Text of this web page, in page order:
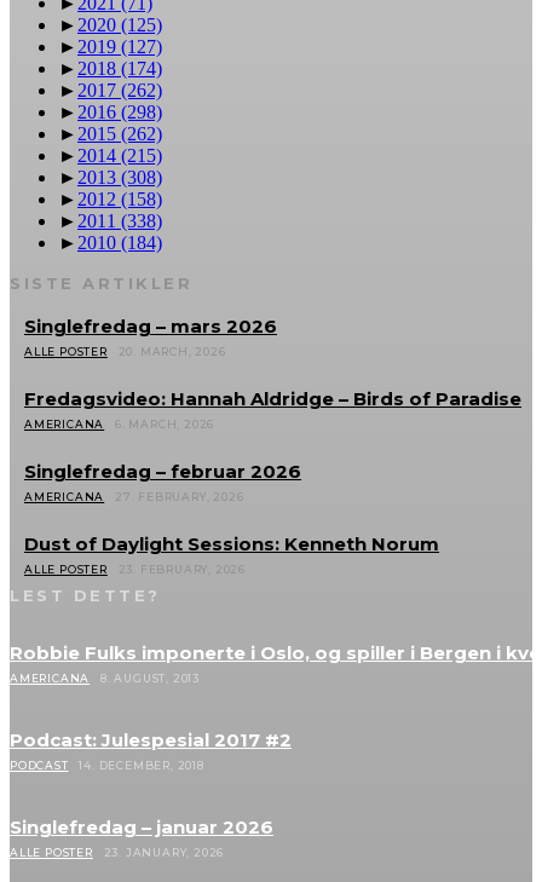
► 2020 (125)
► 2019 (127)
► 2018 (174)
► 2017 (262)
► 2016 (298)
► 2015 (262)
► 2014 (215)
► 2013 (308)
► 2012 (158)
► 2011 (338)
► 2010 (184)
SISTE ARTIKLER
Singlefredag – mars 2026
ALLE POSTER 20. MARCH, 2026
Fredagsvideo: Hannah Aldridge – Birds of Paradise
AMERICANA 6. MARCH, 2026
Singlefredag – februar 2026
AMERICANA 27. FEBRUARY, 2026
Dust of Daylight Sessions: Kenneth Norum
ALLE POSTER 23. FEBRUARY, 2026
LEST DETTE?
Robbie Fulks imponerte i Oslo, og spiller i Bergen i
AMERICANA 8. AUGUST, 2013
Podcast: Julespesial 2017 #2
PODCAST 14. DECEMBER, 2018
Singlefredag – januar 2026
ALLE POSTER 23. JANUARY, 2026